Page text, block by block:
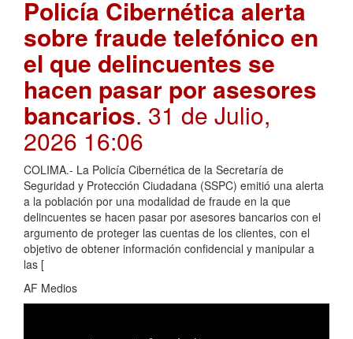
Policía Cibernética alerta
sobre fraude telefónico en
el que delincuentes se
hacen pasar por asesores
bancarios. 31 de Julio,
2026 16:06
COLIMA.- La Policía Cibernética de la Secretaría de
Seguridad y Protección Ciudadana (SSPC) emitió una alerta
a la población por una modalidad de fraude en la que
delincuentes se hacen pasar por asesores bancarios con el
argumento de proteger las cuentas de los clientes, con el
objetivo de obtener información confidencial y manipular a
las [
AF Medios